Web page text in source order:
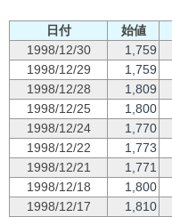
日付 始値
1998/12/30
1,759
1998/12/29
1,759
1998/12/28
1,809
1998/12/25
1,800
1998/12/24
1,770
1998/12/22
1,773
1998/12/21
1,771
1998/12/18
1,800
1998/12/17
1,810